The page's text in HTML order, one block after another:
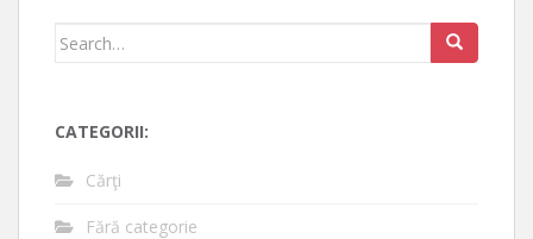
Search
CATEGORII:
Cărţi
Fără categorie